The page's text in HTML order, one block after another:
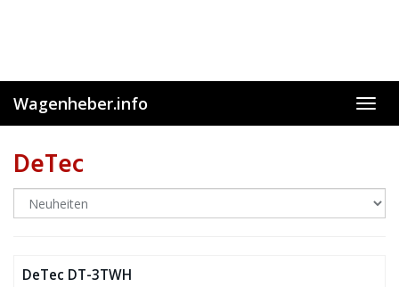
Wagenheber.info
DeTec
DeTec DT-3TWH